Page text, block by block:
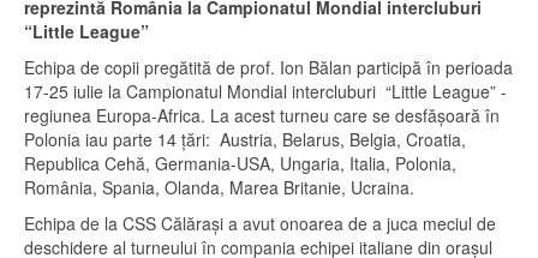
reprezintă România la Campionatul Mondial intercluburi
“Little League”
Echipa de copii pregătită de prof. Ion Bălan participă în perioada
17-25 iulie la Campionatul Mondial intercluburi “Little League” -
regiunea Europa-Africa. La acest turneu care se desfășoară în
Polonia iau parte 14 țări: Austria, Belarus, Belgia, Croatia,
Republica Cehă, Germania-USA, Ungaria, Italia, Polonia,
România, Spania, Olanda, Marea Britanie, Ucraina.
Echipa de la CSS Călărași a avut onoarea de a juca meciul de
deschidere al turneului în compania echipei italiane din orașul